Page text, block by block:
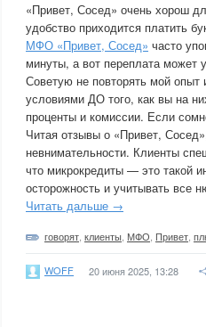
«Привет, Сосед» очень хорош
удобство приходится платить
МФО «Привет, Сосед» часто
минуты, а вот переплата может
Советую не повторять мой опыт
условиями ДО того, как вы на
проценты и комиссии. Если
Читая отзывы о «Привет,
невнимательности. Клиенты
что микрокредиты — это такой
осторожность и учитывать все
Читать дальше →
говорят клиенты МФО Привет
WOFF 20 июня 2025, 13:28